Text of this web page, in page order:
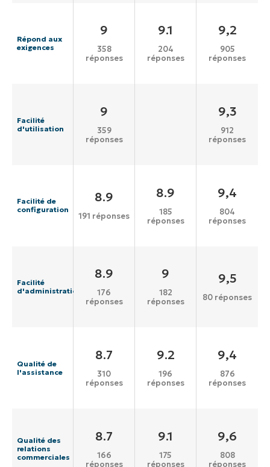
Répond aux
exigences
9
358
réponses
9.1
204
réponses
9,2
905
réponses
Facilité
d'utilisation
9
359
réponses
9,3
912
réponses
Facilité de
configuration
8.9
191 réponses
8.9
185
réponses
9,4
804
réponses
Facilité
d'administration
8.9
176
réponses
9
182
réponses
9,5
80 réponses
Qualité de
l'assistance
8.7
310
réponses
9.2
196
réponses
9,4
876
réponses
Qualité des
relations
commerciales
8.7
166
réponses
9.1
175
réponses
9,6
808
réponses